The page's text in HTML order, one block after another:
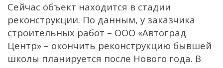
Сейчас объект находится в стадии
реконструкции. По данным, у заказчика
строительных работ – ООО «Автоград
Центр» – окончить реконструкцию бывшей
школы планируется после Нового года. В